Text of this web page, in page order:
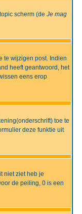
scherm (de Je mag
te wijzigen post. Indien
heeft geantwoord, het
eens erop
toe te
deze funktie uit
niet ziet heb je
de peiling, 0 is een